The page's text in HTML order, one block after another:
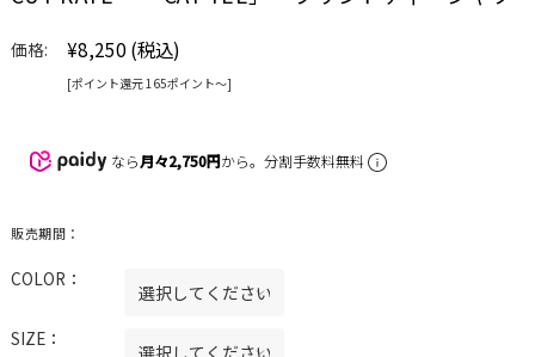
価格: ¥8,250 (税込)
[ポイント還元 165ポイント〜]
なら月々2,750円から。分割手数料無料
販売期間：
COLOR：
SIZE：